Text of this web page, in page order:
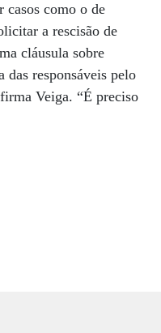
casos como o de
a rescisão de
cláusula sobre
das responsáveis pelo
Veiga. “É preciso